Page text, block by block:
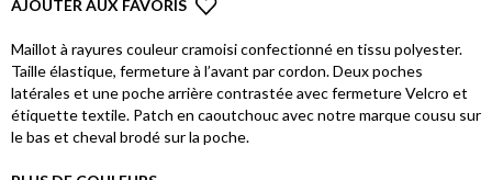
AJOUTER AUX FAVORIS
Maillot à rayures couleur cramoisi confectionné en tissu polyester.
Taille élastique, fermeture à l’avant par cordon. Deux poches
latérales et une poche arrière contrastée avec fermeture Velcro et
étiquette textile. Patch en caoutchouc avec notre marque cousu sur
le bas et cheval brodé sur la poche.